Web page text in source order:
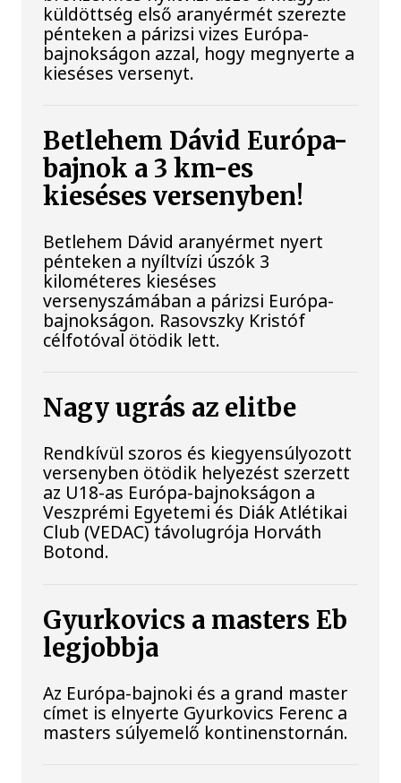
küldöttség első aranyérmét szerezte
pénteken a párizsi vizes Európa-
bajnokságon azzal, hogy megnyerte a
kieséses versenyt.
Betlehem Dávid Európa-
bajnok a 3 km-es
kieséses versenyben!
Betlehem Dávid aranyérmet nyert
pénteken a nyíltvízi úszók 3
kilométeres kieséses
versenyszámában a párizsi Európa-
bajnokságon. Rasovszky Kristóf
célfotóval ötödik lett.
Nagy ugrás az elitbe
Rendkívül szoros és kiegyensúlyozott
versenyben ötödik helyezést szerzett
az U18-as Európa-bajnokságon a
Veszprémi Egyetemi és Diák Atlétikai
Club (VEDAC) távolugrója Horváth
Botond.
Gyurkovics a masters Eb
legjobbja
Az Európa-bajnoki és a grand master
címet is elnyerte Gyurkovics Ferenc a
masters súlyemelő kontinenstornán.